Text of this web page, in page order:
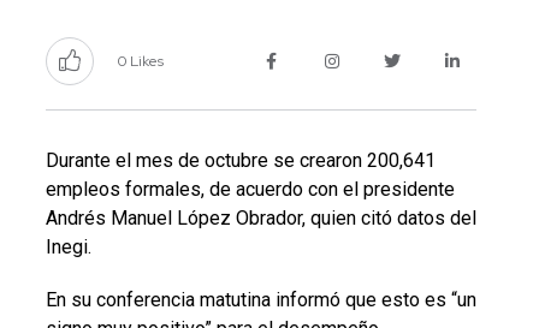
0 Likes
Durante el mes de octubre se crearon 200,641
empleos formales, de acuerdo con el presidente
Andrés Manuel López Obrador, quien citó datos del
Inegi.
En su conferencia matutina informó que esto es “un